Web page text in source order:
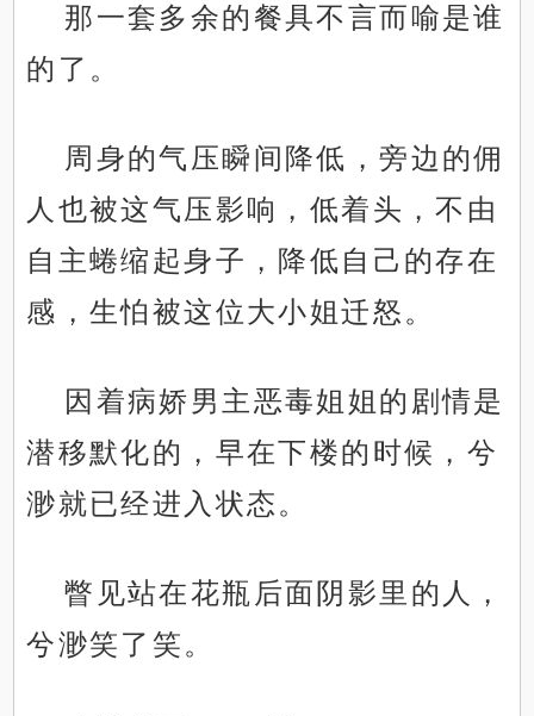
那一套多余的餐具不言而喻是谁
的了。
周身的气压瞬间降低，旁边的佣
人也被这气压影响，低着头，不由
自主蜷缩起身子，降低自己的存在
感，生怕被这位大小姐迁怒。
因着病娇男主恶毒姐姐的剧情是
潜移默化的，早在下楼的时候，兮
渺就已经进入状态。
瞥见站在花瓶后面阴影里的人，
兮渺笑了笑。